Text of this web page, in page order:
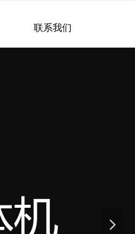
联系我们
넲